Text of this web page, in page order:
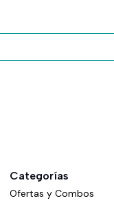
Categorías
Ofertas y Combos